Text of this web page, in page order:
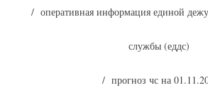
оперативная информация единой
службы (еддс)
прогноз чс на